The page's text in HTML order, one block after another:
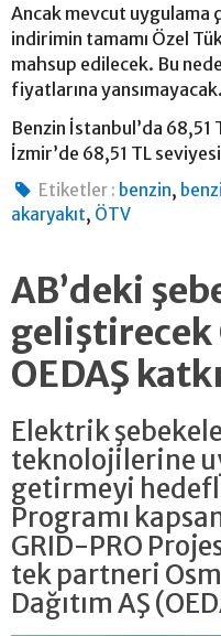
Ancak mevcut uygulama
indirimin tamamı Özel
mahsup edilecek. Bu
fiyatlarına yansımayacak.
Benzin İstanbul’da 68,51
İzmir’de 68,51 TL
Etiketler : benzin,
akaryakıt, ÖTV
AB’deki
geliştirecek
OEDAŞ
Elektrik
teknolojilerine
getirmeyi
Programı
GRID-PRO
tek partneri
Dağıtım AŞ